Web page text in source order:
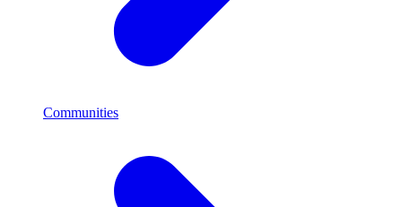
Communities